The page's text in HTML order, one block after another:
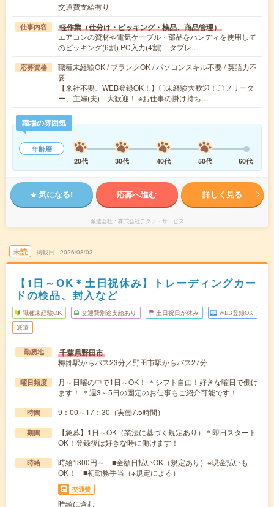
交通費支給有り
仕事内容 軽作業（仕分け・ピッキング・検品、商品管理）
エアコンの資材や電気ケーブル・部品をハンディを使用して
のピッキング(6割) PC入力(4割) タブレ…
応募資格
職種未経験OK / ブランクOK / パソコンスキル不要 / 英語力不
要
【来社不要、WEB登録OK！】〇未経験大歓迎！〇フリータ
ー、主婦(夫) 大歓迎！ ※お仕事の掛け持ち…
職場の雰囲気
年齢層
20代
30代 40代 50代 60代
気になる! 応募へ進む 詳しく見る
派遣会社 株式会社テクノ・サービス
未読 掲載日 2026/08/03
【1日～OK＊土日祝休み】トレーディングカー
ドの検品、封入など
職種未経験OK 交通費別途支給あり 土日祝日が休み WEB登録OK
派遣
勤務地 千葉県野田市
梅郷駅からバス23分／野田市駅からバス27分
曜日頻度
月～日曜の中で1日～OK！ ＊シフト自由！好きな曜日で働け
ます！ ＊週3～5日の固定のお仕事もご紹介可能です！
時間 9：00～17：30（実働7.5時間）
期間
【急募】1日～OK（業法に基づく規定あり）＊即日スタート
OK！登録後は好きな時に働けます！
時給
時給1300円～ ■全額日払いOK（規定あり）※現金払いも
OK！ ■初勤務手当（※規定による）
交通費
時給に含む